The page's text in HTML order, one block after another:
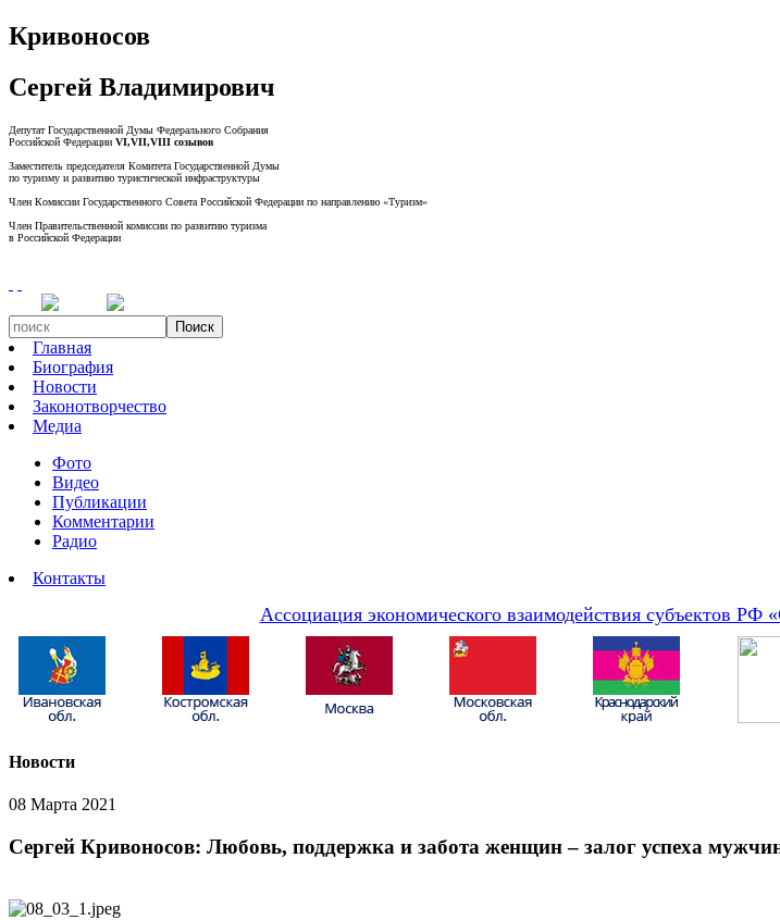
Кривоносов
Сергей Владимирович
Депутат Государственной Думы Федерального Собрания
Российской Федерации VI,VII,VIII созывов
Заместитель председателя Комитета Государственной Думы
по туризму и развитию туристической инфраструктуры
Член Комиссии Государственного Совета Российской Федерации по направлению «Туризм»
Член Правительственной комиссии по развитию туризма
в Российской Федерации
Поиск
Главная
Биография
Новости
Законотворчество
Медиа
Фото
Видео
Публикации
Комментарии
Радио
Контакты
Ассоциация экономического взаимодействия субъектов
Новости
08 Марта 2021
Сергей Кривоносов: Любовь, поддержка и забота женщин – залог успеха